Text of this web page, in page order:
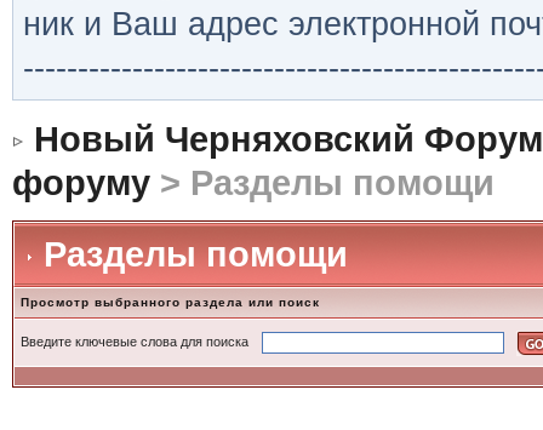
ник и Ваш адрес электронной
Новый Черняховский Форум
форуму> Разделы помощи
Разделы помощи
Просмотр выбранного раздела или поиск
Введите ключевые слова для поиска